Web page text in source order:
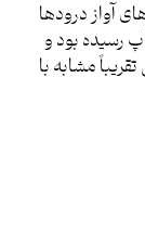
آواز درودها
(تابستان ۱۳۹۷) به چاپ رسیده بود و
مشابه با